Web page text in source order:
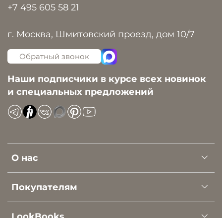
О нас
Покупателям
+7 495 605 58 21
г. Москва, Шмитовский проезд, дом 10/7
Обратный звонок
Наши подписчики в курсе всех новинок
и специальных предложений